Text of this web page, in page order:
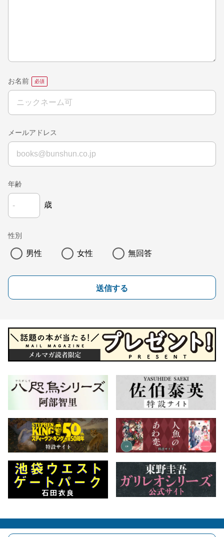
お名前
メールアドレス
年齢
歳
性別
男性 女性 無回答
送信する
会社概要 自費出版のご案内 お問合せ